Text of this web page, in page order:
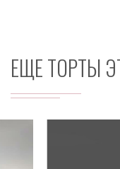
ЕЩЕ ТОРТЫ